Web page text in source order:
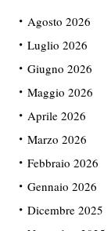
Agosto 2026
Luglio 2026
Giugno 2026
Maggio 2026
Aprile 2026
Marzo 2026
Febbraio 2026
Gennaio 2026
Dicembre 2025